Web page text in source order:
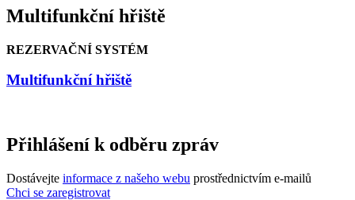
Multifunkční hřiště
REZERVAČNÍ SYSTÉM
Multifunkční hřiště
Přihlášení k odběru zpráv
Dostávejte informace z našeho webu prostřednictvím e-mailů
Chci se zaregistrovat